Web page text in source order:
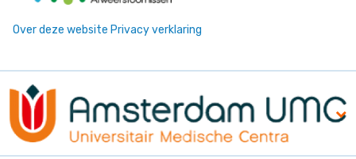
Over deze website Privacy verklaring